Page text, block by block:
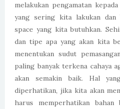
melakukan pengamatan
yang sering kita lakukan dan
space yang kita butuhkan.
dan tipe apa yang akan kita
menentukan sudut
paling banyak terkena cahaya
akan semakin baik. Hal
diperhatikan, jika kita akan
harus memperhatikan bahan